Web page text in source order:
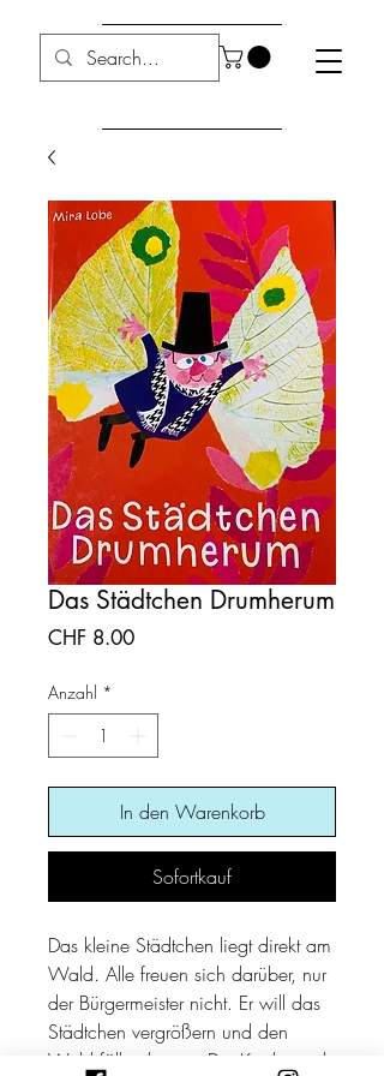
Das Städtchen Drumherum
CHF 8.00Preis
Anzahl *
In den Warenkorb
Sofortkauf
Das kleine Städtchen liegt direkt am
Wald. Alle freuen sich darüber, nur
der Bürgermeister nicht. Er will das
Städtchen vergrößern und den
Wald fällen lassen. Die Kinder und